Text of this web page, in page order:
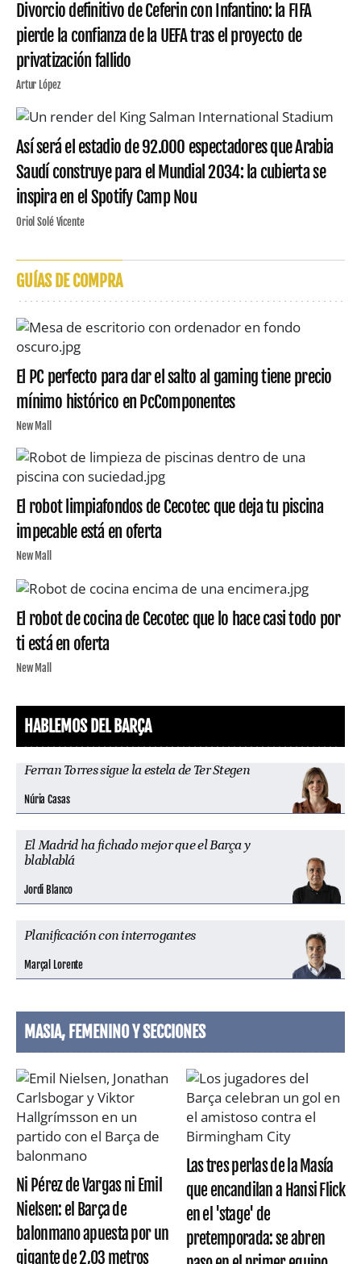
Divorcio definitivo de Ceferin con Infantino: la FIFA
pierde la confianza de la UEFA tras el proyecto de
privatización fallido
Artur López
Así será el estadio de 92.000 espectadores que Arabia
Saudí construye para el Mundial 2034: la cubierta se
inspira en el Spotify Camp Nou
Oriol Solé Vicente
GUÍAS DE COMPRA
El PC perfecto para dar el salto al gaming tiene precio
mínimo histórico en PcComponentes
New Mall
El robot limpiafondos de Cecotec que deja tu piscina
impecable está en oferta
New Mall
El robot de cocina de Cecotec que lo hace casi todo por
ti está en oferta
New Mall
HABLEMOS DEL BARÇA
Ferran Torres sigue la estela de Ter Stegen
Núria Casas
El Madrid ha fichado mejor que el Barça y
blablablá
Jordi Blanco
Planificación con interrogantes
Marçal Lorente
MASIA, FEMENINO Y SECCIONES
Ni Pérez de Vargas ni Emil
Nielsen: el Barça de
balonmano apuesta por un
gigante de 2,03 metros
Las tres perlas de la Masía
que encandilan a Hansi Flick
en el 'stage' de
pretemporada: se abren